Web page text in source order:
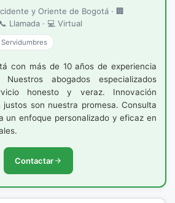
y Oriente de Bogotá · 🏢
Llamada · 💻 Virtual
con más de 10 años de experiencia
Nuestros abogados especializados
honesto y veraz. Innovación
son nuestra promesa. Consulta
un enfoque personalizado y eficaz en
Contactar